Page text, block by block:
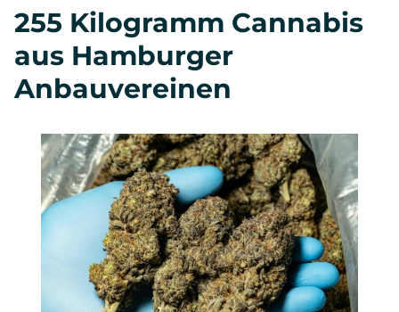
255 Kilogramm Cannabis
aus Hamburger
Anbauvereinen